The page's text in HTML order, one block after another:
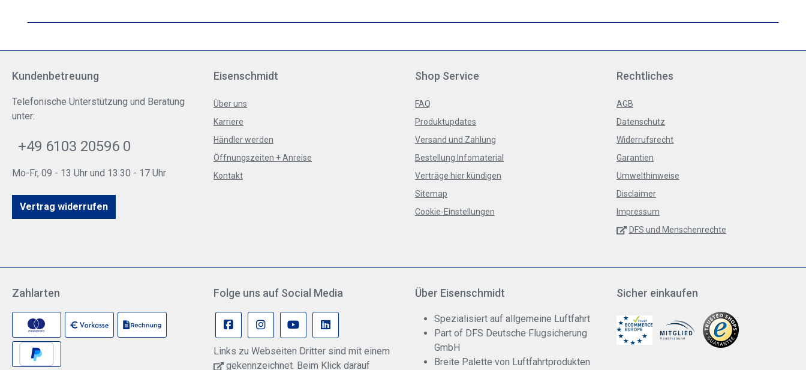
Kundenbetreuung
Telefonische Unterstützung und Beratung
unter:
+49 6103 20596 0
Mo-Fr, 09 - 13 Uhr und 13.30 - 17 Uhr
Vertrag widerrufen
Eisenschmidt
Über uns
Karriere
Händler werden
Öffnungszeiten + Anreise
Kontakt
Shop Service
FAQ
Produktupdates
Versand und Zahlung
Bestellung Infomaterial
Verträge hier kündigen
Sitemap
Cookie-Einstellungen
Rechtliches
AGB
Datenschutz
Widerrufsrecht
Garantien
Umwelthinweise
Disclaimer
Impressum
DFS und Menschenrechte
Zahlarten Folge uns auf Social Media
Links zu Webseiten Dritter sind mit einem
gekennzeichnet. Beim Klick darauf
Über Eisenschmidt
Spezialisiert auf allgemeine Luftfahrt
Part of DFS Deutsche Flugsicherung
GmbH
Breite Palette von Luftfahrtprodukten
Sicher einkaufen